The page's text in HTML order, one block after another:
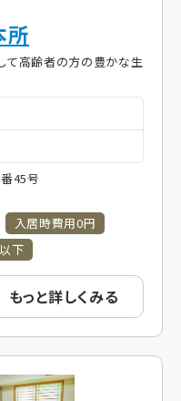
所
て高齢者の方の豊かな生
45号
入居時費用0円
下
もっと詳しくみる